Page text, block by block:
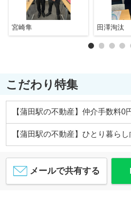
宮崎隼 田澤洵汰
こだわり特集
【蒲田駅の不動産】仲介手数料0
【蒲田駅の不動産】ひとり暮ら
メールで共有する